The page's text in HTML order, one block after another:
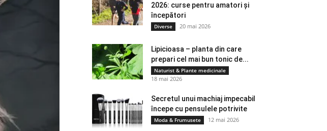
2026: curse pentru amatori și
începători
Diverse 20 mai 2026
Lipicioasa – planta din care
prepari cel mai bun tonic de...
Naturist & Plante medicinale
18 mai 2026
Secretul unui machiaj impecabil
începe cu pensulele potrivite
Moda & Frumusete 12 mai 2026